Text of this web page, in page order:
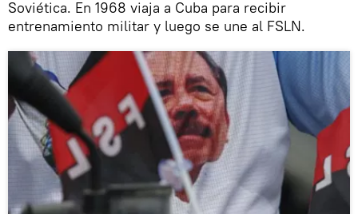
Soviética. En 1968 viaja a Cuba para recibir
entrenamiento militar y luego se une al FSLN.